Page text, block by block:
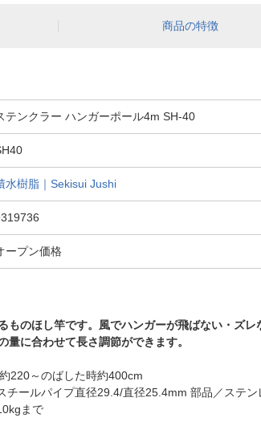
商品の特徴
テンクラー ハンガーポール4m SH-40
水樹脂｜Sekisui Jushi
ープン価格
ものほし竿です。風でハンガーが飛ばない・ズレ
に合わせて長さ調節ができます。
220～のばした時約400cm
チールパイプ直径29.4/直径25.4mm 部品／ステ
まで